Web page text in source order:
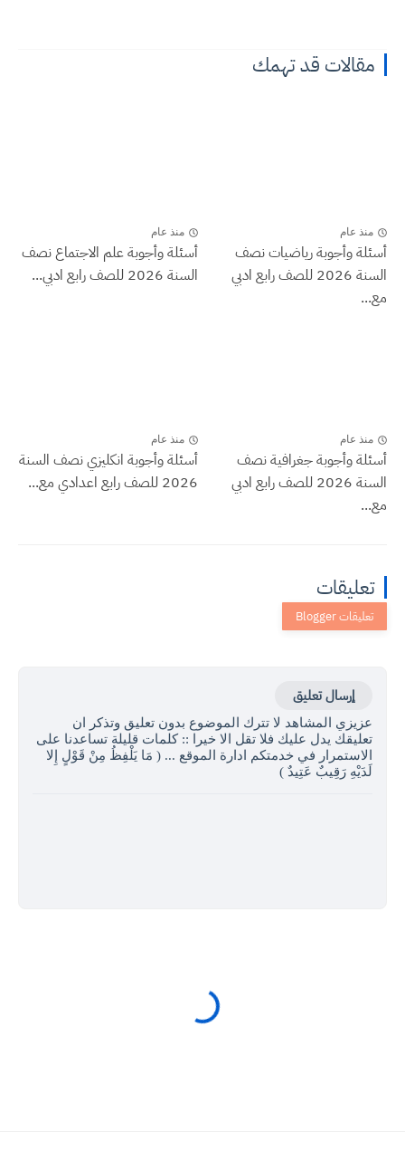
مقالات قد تهمك
منذ عام
أسئلة وأجوبة رياضيات نصف
السنة 2026 للصف رابع ادبي
مع...
منذ عام
أسئلة وأجوبة علم الاجتماع نصف
السنة 2026 للصف رابع ادبي...
منذ عام
أسئلة وأجوبة جغرافية نصف
السنة 2026 للصف رابع ادبي
مع...
منذ عام
أسئلة وأجوبة انكليزي نصف السنة
2026 للصف رابع اعدادي مع...
تعليقات
إرسال تعليق
عزيزي المشاهد لا تترك الموضوع بدون تعليق وتذكر ان
تعليقك يدل عليك فلا تقل الا خيرا :: كلمات قليلة تساعدنا على
الاستمرار في خدمتكم ادارة الموقع ... ( مَا يَلْفِظُ مِنْ قَوْلٍ إِلا
لَدَيْهِ رَقِيبٌ عَتِيدٌ )